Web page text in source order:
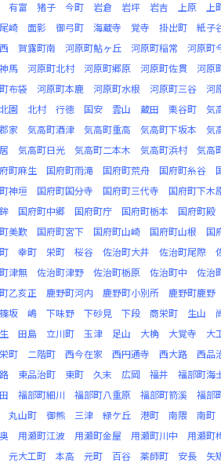
有富 猪子 今町 岩倉 岩坪 岩吉 上原 上
尾崎 面影 御弓町 海蔵寺 覚寺 掛出町 紙子
賀露町南 河原町鮎ヶ丘 河原町稲常 河原町
馬 河原町北村 河原町郷原 河原町佐貫 河原
布袋 河原町本鹿 河原町水根 河原町三谷 河
北園 北村 行徳 国安 雲山 蔵田 栗谷町 気
家 気高町酒津 気高町重高 気高町下坂本 気
気高町日光 気高町二本木 気高町浜村 気高
町麻生 国府町雨滝 国府町荒舟 国府町糸谷
神垣 国府町国分寺 国府町三代寺 国府町下木
国府町中郷 国府町庁 国府町栃本 国府町殿
美歎 国府町宮下 国府町山崎 国府町山根 国
幸町 栄町 桜谷 佐治町大井 佐治町尾際
津無 佐治町津野 佐治町栃原 佐治町中 佐治
乙亥正 鹿野町河内 鹿野町小別所 鹿野町鹿野
篠坂 嶋 下味野 下砂見 下段 商栄町 生山
田島 立川町 玉津 足山 大桷 大覚寺 大
町 二階町 西今在家 西円通寺 西大路 西品
東品治町 東町 久末 広岡 福井 福部町海
福部町細川 福部町八重原 福部町箭溪 福部
丸山町 御熊 三津 緑ケ丘 港町 南隈 南町
用瀬町江波 用瀬町金屋 用瀬町川中 用瀬町
元大工町 本高 元町 百谷 薬師町 安長 矢